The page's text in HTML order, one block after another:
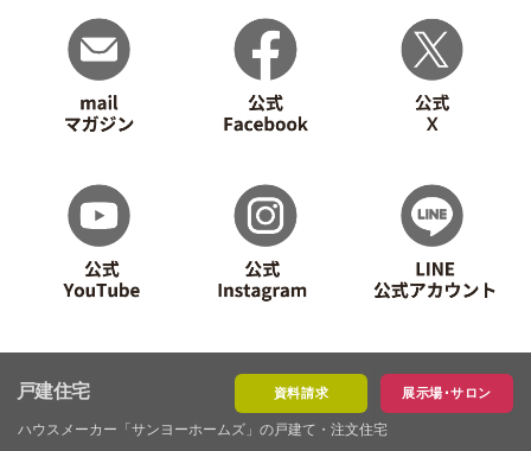
戸建住宅 展示場･サロン
資料請求
ハウスメーカー「サンヨーホームズ」の戸建て・注文住宅